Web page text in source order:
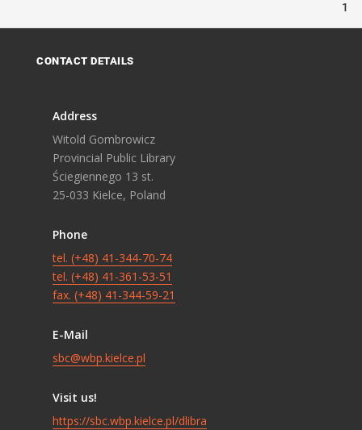
1
CONTACT DETAILS
Address
Witold Gombrowicz
Provincial Public Library
Ściegiennego 13 st.
25-033 Kielce, Poland
Phone
tel. (+48) 41-344-70-74
tel. (+48) 41-361-53-51
fax. (+48) 41-344-59-21
E-Mail
sbc@wbp.kielce.pl
Visit us!
https://sbc.wbp.kielce.pl/dlibra